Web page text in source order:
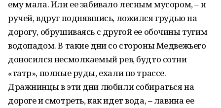
ему мала. Или ее забивало лесным мусором, – и
ручей, вдруг поднявшись, ложился грудью на
дорогу, обрушиваясь с другой ее обочины тугим
водопадом. В такие дни со стороны Медвежьего
доносился несмолкаемый рев, будто сотни
«татр», полные руды, ехали по трассе.
Дражнинцы в эти дни любили собираться на
дороге и смотреть, как идет вода, – лавина ее